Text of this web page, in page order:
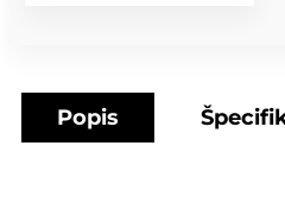
Popis